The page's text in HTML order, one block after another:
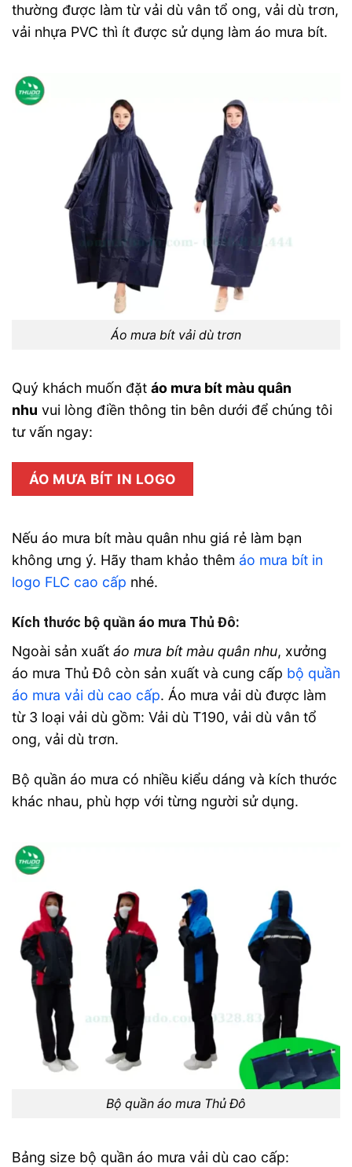
thường được làm từ vải dù vân tổ ong, vải dù trơn,
vải nhựa PVC thì ít được sử dụng làm áo mưa bít.
Áo mưa bít vải dù trơn
Quý khách muốn đặt áo mưa bít màu quân
nhu vui lòng điền thông tin bên dưới để chúng tôi
tư vấn ngay:
ÁO MƯA BÍT IN LOGO
Nếu áo mưa bít màu quân nhu giá rẻ làm bạn
không ưng ý. Hãy tham khảo thêm áo mưa bít in
logo FLC cao cấp nhé.
Kích thước bộ quần áo mưa Thủ Đô:
Ngoài sản xuất áo mưa bít màu quân nhu, xưởng
áo mưa Thủ Đô còn sản xuất và cung cấp bộ quần
áo mưa vải dù cao cấp. Áo mưa vải dù được làm
từ 3 loại vải dù gồm: Vải dù T190, vải dù vân tổ
ong, vải dù trơn.
Bộ quần áo mưa có nhiều kiểu dáng và kích thước
khác nhau, phù hợp với từng người sử dụng.
Bộ quần áo mưa Thủ Đô
Bảng size bộ quần áo mưa vải dù cao cấp: